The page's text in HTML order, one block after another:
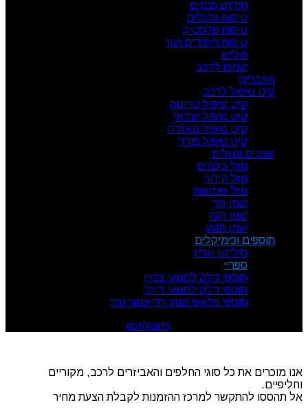
חידוש פנסים
טיפוח גלגלים
טיפוח פלסטיק
טיפוח ריפודים ועור
פוליש
שמפו לרכב
מצברים
קיט טיפול לרכב
קיט טיפול טויוטה
קיט טיפול יונדאי
קיט טיפול מאזדה
קיט טיפול פורד
שמנים ונוזלים
נוזל בלמים
נוזל קירור
נוזל שמשות
שמן גיר
שמן הגה
שמן מנוע
תוספים וכימיקלים
סיליקון וגריז
ספריי
תוספי דלק למנועי בנזין
תוספי דלק למנועי דיזל
תוספי פלאש מנוע רדיאטור וגיר
goKparts
אנו מוכרים את כל סוגי החלפים והאביזרים לרכב, מקוריים
וחליפיים.
אל תהססו להתקשר למרכז ההזמנות לקבלת הצעת מחיר